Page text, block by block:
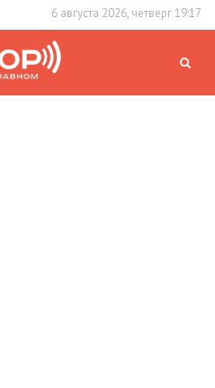
6 августа 2026, четверг 19:17